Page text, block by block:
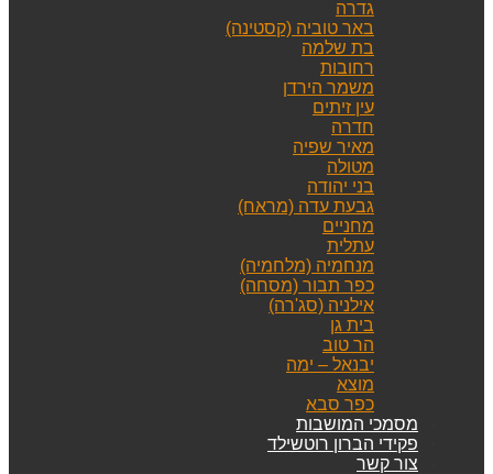
גדרה
באר טוביה (קסטינה)
בת שלמה
רחובות
משמר הירדן
עין זיתים
חדרה
מאיר שפיה
מטולה
בני יהודה
גבעת עדה (מראח)
מחניים
עתלית
מנחמיה (מלחמיה)
כפר תבור (מסחה)
אילניה (סג'רה)
בית גן
הר טוב
יבנאל – ימה
מוצא
כפר סבא
מסמכי המושבות
פקידי הברון רוטשילד
צור קשר